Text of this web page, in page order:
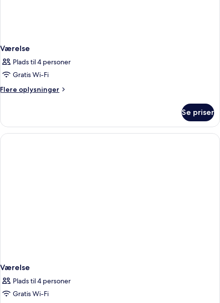
Værelse
Plads til 4 personer
Gratis Wi-Fi
Flere oplysninger
Flere
Se priser
Værelse
Plads til 4 personer
Gratis Wi-Fi